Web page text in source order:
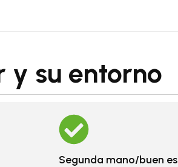
y su entorno
Segunda mano/buen